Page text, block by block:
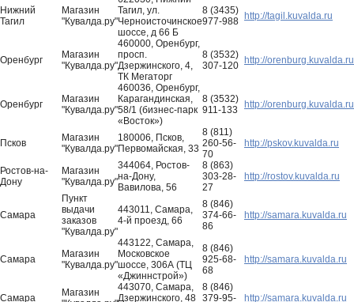
Нижний
Тагил
Магазин
"Кувалда.ру"
Тагил, ул.
Черноисточинское
шоссе, д 66 Б
8 (3435)
977-988
http://tagil.kuvalda.ru
Оренбург
Магазин
"Кувалда.ру"
460000, Оренбург,
просп.
Дзержинского, 4,
ТК Мегаторг
8 (3532)
307-120
http://orenburg.kuvalda.ru
Оренбург
Магазин
"Кувалда.ру"
460036, Оренбург,
Карагандинская,
58/1 (бизнес-парк
«Восток»)
8 (3532)
911-133
http://orenburg.kuvalda.ru
Псков
Магазин
"Кувалда.ру"
180006, Псков,
Первомайская, 33
8 (811)
260-56-
70
http://pskov.kuvalda.ru
Ростов-на-
Дону
Магазин
"Кувалда.ру"
344064, Ростов-
на-Дону,
Вавилова, 56
8 (863)
303-28-
27
http://rostov.kuvalda.ru
Самара
Пункт
выдачи
заказов
"Кувалда.ру"
443011, Самара,
4-й проезд, 66
8 (846)
374-66-
86
http://samara.kuvalda.ru
Самара
Магазин
"Кувалда.ру"
443122, Самара,
Московское
шоссе, 306А (ТЦ
«Джиннстрой»)
8 (846)
925-68-
68
http://samara.kuvalda.ru
Самара
Магазин
443070, Самара,
Дзержинского, 48
8 (846)
379-95-
http://samara.kuvalda.ru